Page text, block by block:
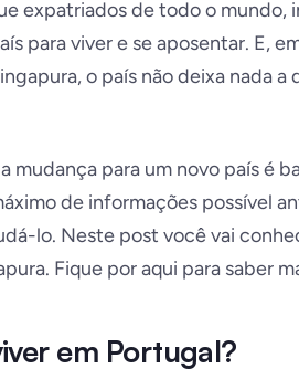
expatriados de todo o mundo,
para viver e se aposentar. E,
o país não deixa nada a
mudança para um novo país é
de informações possível
lo. Neste post você vai
Fique por aqui para saber
em Portugal?